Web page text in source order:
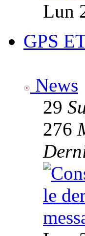
Lun
GPS
News
29
276